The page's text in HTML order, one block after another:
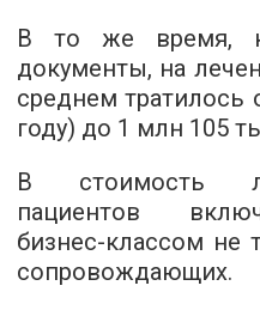
В то же время,
документы, на
среднем тратилось
году) до 1 млн 105
В стоимость
пациентов
бизнес-классом не
сопровождающих.